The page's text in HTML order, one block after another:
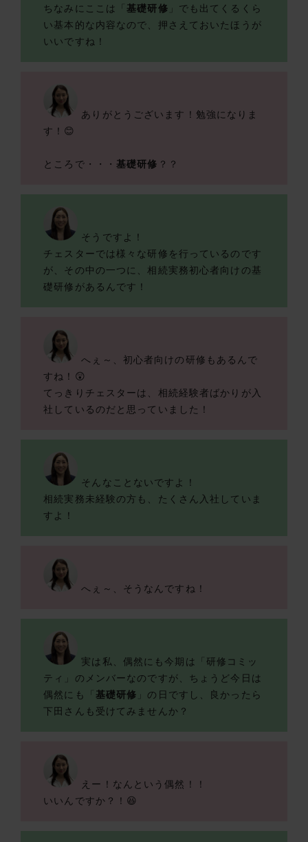
ちなみにここは「基礎研修 」でも出てくるくら
い基本的な内容なので、押さえておいたほうが
いいですね！
ありがとうございます！勉強になりま
す！😊
ところで・・・基礎研修 ？？
そうですよ！
チェスターでは様々な研修を行っているのです
が、その中の一つに、相続実務初心者向けの基
礎研修があるんです！
へぇ～、初心者向けの研修もあるんで
すね！😲
てっきりチェスターは、相続経験者ばかりが入
社しているのだと思っていました！
そんなことないですよ！
相続実務未経験の方も、たくさん入社していま
すよ！
へぇ～、そうなんですね！
実は私、偶然にも今期は「研修コミッ
ティ」のメンバーなのですが、ちょうど今日は
偶然にも「 基礎研修 」の日ですし、良かったら
下田さんも受けてみませんか？
えー！なんという偶然！！
いいんですか？！😆